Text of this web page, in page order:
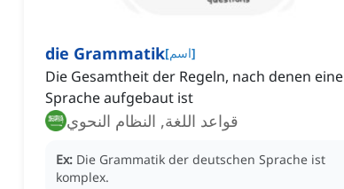
die Grammatik[اسم]
Die Gesamtheit der Regeln, nach denen eine
Sprache aufgebaut ist
قواعد اللغة, النظام النحوي
Ex: Die Grammatik der deutschen Sprache ist
komplex.